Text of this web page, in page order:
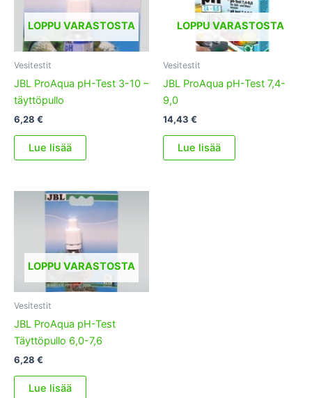
LOPPU VARASTOSTA
Vesitestit
JBL ProAqua pH-Test 3-10 –
täyttöpullo
6,28 €
Lue lisää
LOPPU VARASTOSTA
Vesitestit
JBL ProAqua pH-Test 7,4-
9,0
14,43 €
Lue lisää
LOPPU VARASTOSTA
Vesitestit
JBL ProAqua pH-Test
Täyttöpullo 6,0-7,6
6,28 €
Lue lisää